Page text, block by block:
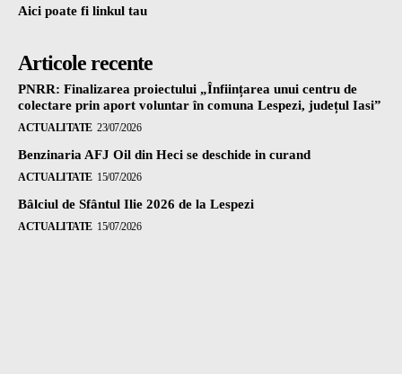
Aici poate fi linkul tau
Articole recente
PNRR: Finalizarea proiectului „Înființarea unui centru de
colectare prin aport voluntar în comuna Lespezi, județul Iasi”
ACTUALITATE 23/07/2026
Benzinaria AFJ Oil din Heci se deschide in curand
ACTUALITATE 15/07/2026
Bâlciul de Sfântul Ilie 2026 de la Lespezi
ACTUALITATE 15/07/2026